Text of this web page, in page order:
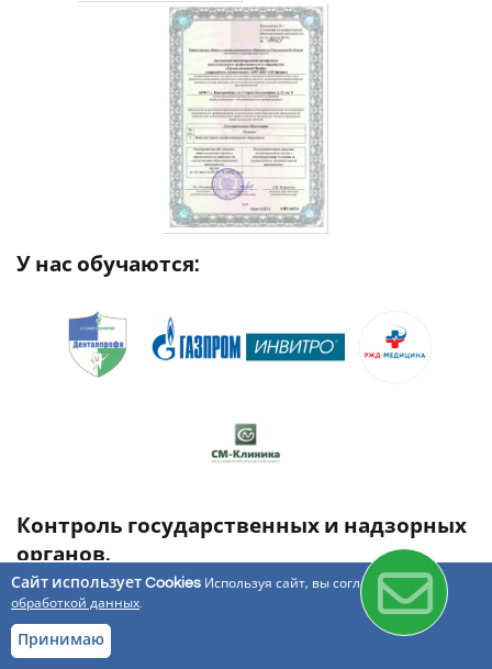
У нас обучаются:
Контроль государственных и надзорных
органов.
Сайт использует Cookies Используя сайт, вы соглашаетесь с
обработкой данных.
Принимаю